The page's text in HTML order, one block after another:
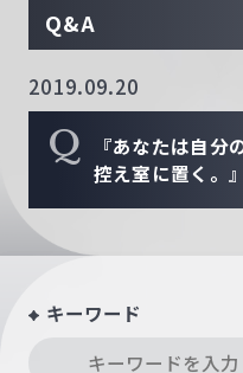
Q&A
2019.09.20
Q
『あなたは自分
控え室に置く。
キーワード